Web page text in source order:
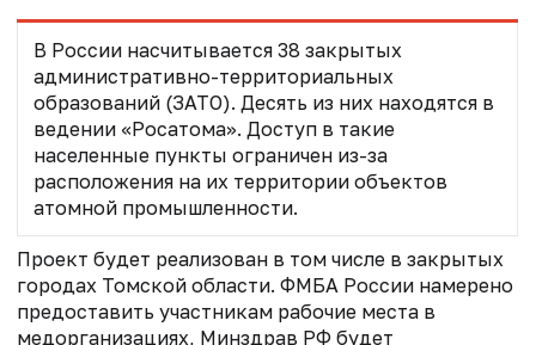
В России насчитывается 38 закрытых
административно-территориальных
образований (ЗАТО). Десять из них находятся в
ведении «Росатома». Доступ в такие
населенные пункты ограничен из-за
расположения на их территории объектов
атомной промышленности.
Проект будет реализован в том числе в закрытых
городах Томской области. ФМБА России намерено
предоставить участникам рабочие места в
медорганизациях, Минздрав РФ будет